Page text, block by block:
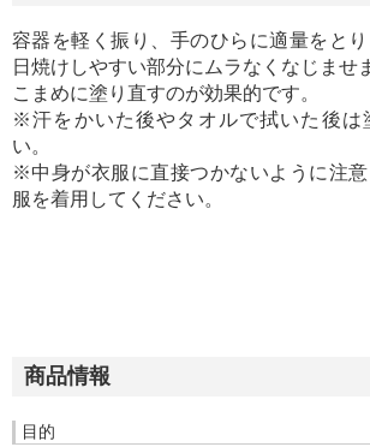
容器を軽く振り、手のひらに適量をと
日焼けしやすい部分にムラなくなじませ
こまめに塗り直すのが効果的です。
※汗をかいた後やタオルで拭いた後は
い。
※中身が衣服に直接つかないように注
服を着用してください。
商品情報
目的